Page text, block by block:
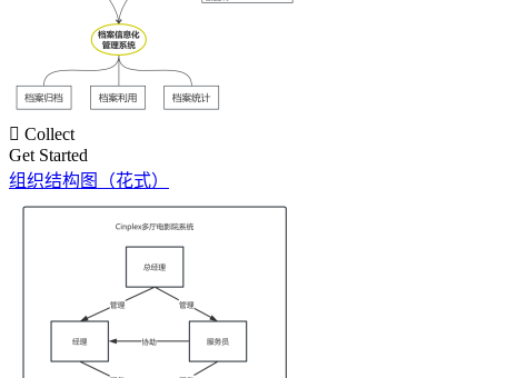
 Collect
Get Started
组织结构图（花式）